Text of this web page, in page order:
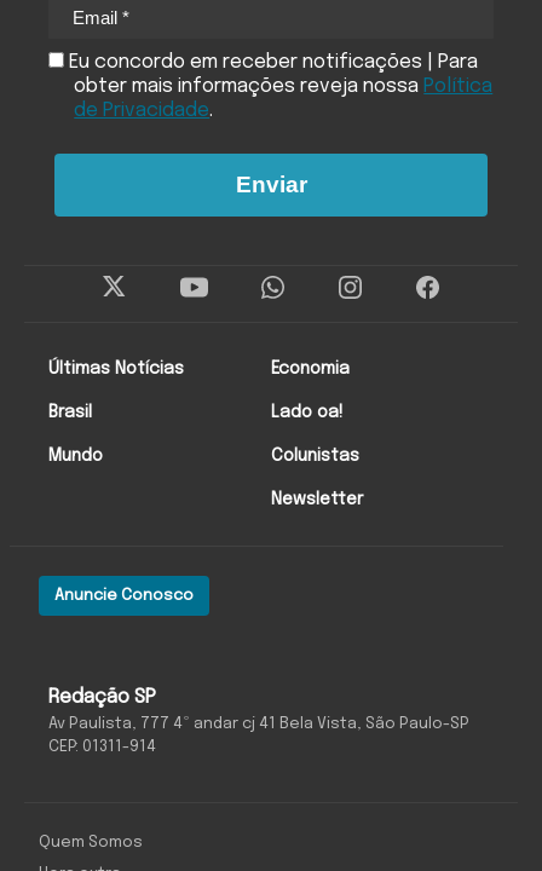
Redação SP
Av Paulista, 777 4º andar cj 41 Bela Vista, São Paulo-SP
CEP: 01311-914
Anuncie Conosco
Últimas Notícias
Brasil
Mundo
Economia
Lado oa!
Colunistas
Newsletter
Eu concordo em receber notificações | Para
obter mais informações reveja nossa Política
de Privacidade.
Enviar
Quem Somos